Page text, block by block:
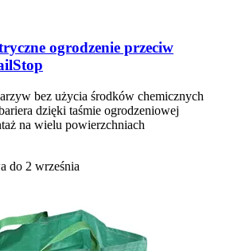
ogrodzenie przeciw
bez użycia środków chemicznych
dzięki taśmie ogrodzeniowej
na wielu powierzchniach
do 2 września